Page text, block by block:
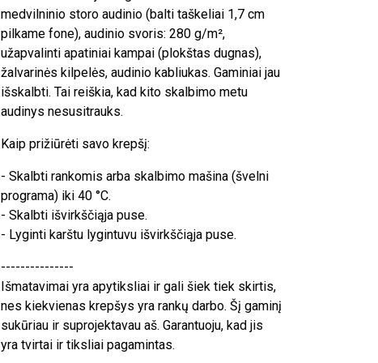
medvilninio storo audinio (balti taškeliai 1,7 cm
pilkame fone), audinio svoris: 280 g/m²,
užapvalinti apatiniai kampai (plokštas dugnas),
žalvarinės kilpelės, audinio kabliukas. Gaminiai jau
išskalbti. Tai reiškia, kad kito skalbimo metu
audinys nesusitrauks.
Kaip prižiūrėti savo krepšį:
- Skalbti rankomis arba skalbimo mašina (švelni
programa) iki 40 °C.
- Skalbti išvirkščiąja puse.
- Lyginti karštu lygintuvu išvirkščiąja puse.
---------------
Išmatavimai yra apytiksliai ir gali šiek tiek skirtis,
nes kiekvienas krepšys yra rankų darbo. Šį gaminį
sukūriau ir suprojektavau aš. Garantuoju, kad jis
yra tvirtai ir tiksliai pagamintas.